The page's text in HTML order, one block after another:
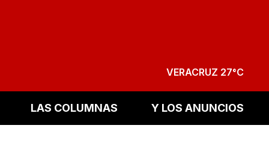
VERACRUZ 27°C
LAS COLUMNAS Y LOS ANUNCIOS